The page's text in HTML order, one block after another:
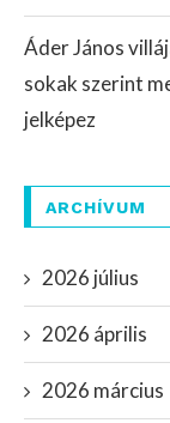
Áder János
sokak szerint
jelképez
ARCHÍVUM
2026 július
2026 április
2026 március